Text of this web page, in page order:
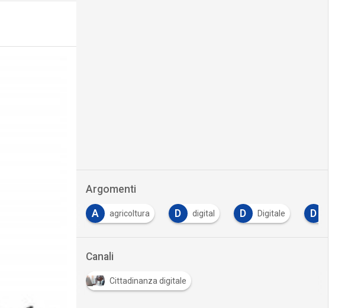
Argomenti
A agricoltura D digital D Digitale D
Canali
Cittadinanza digitale